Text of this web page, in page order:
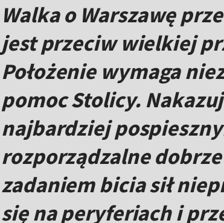
Walka o Warszawę
jest przeciw wielkiej
Położenie wymaga
pomoc Stolicy.
najbardziej
rozporządzalne
zadaniem bicia sił
się na peryferiach i